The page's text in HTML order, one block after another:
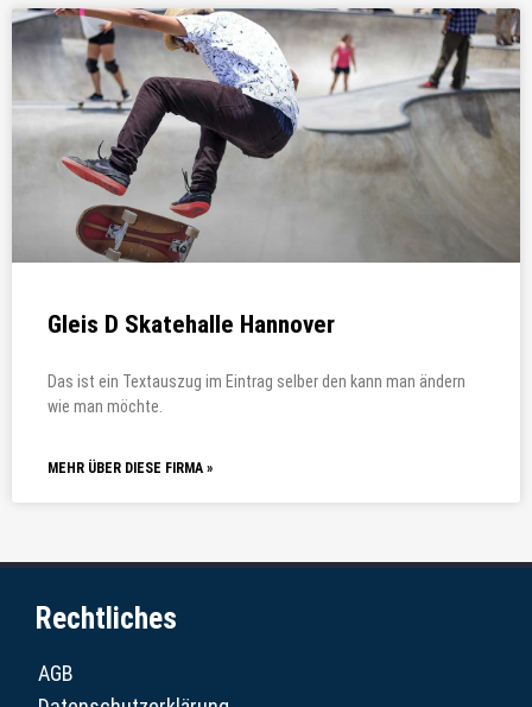
Gleis D Skatehalle Hannover
Das ist ein Textauszug im Eintrag selber den kann man ändern
wie man möchte.
MEHR ÜBER DIESE FIRMA »
Rechtliches
AGB